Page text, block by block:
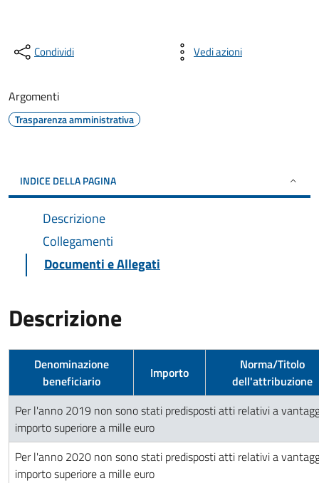
Condividi Vedi azioni
Argomenti
Trasparenza amministrativa
INDICE DELLA PAGINA
Descrizione
Collegamenti
Documenti e Allegati
Descrizione
Denominazione
beneficiario
Importo
Norma/Titolo
dell'attribuzione
Per l'anno 2019 non sono stati predisposti atti relativi a
importo superiore a mille euro
Per l'anno 2020 non sono stati predisposti atti relativi a
importo superiore a mille euro